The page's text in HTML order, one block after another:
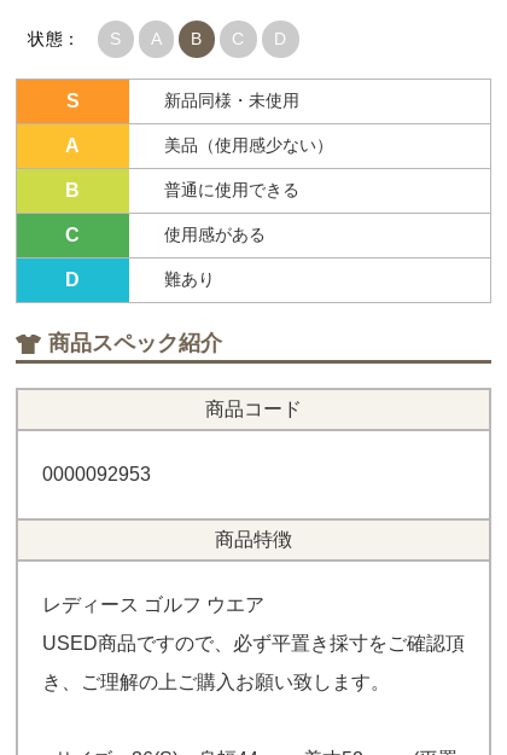
状態： S A B C D
S 新品同様・未使用
A 美品（使用感少ない）
B 普通に使用できる
C 使用感がある
D 難あり
商品スペック紹介
商品コード
0000092953
商品特徴
レディース ゴルフ ウエア
USED商品ですので、必ず平置き採寸をご確認頂
き、ご理解の上ご購入お願い致します。